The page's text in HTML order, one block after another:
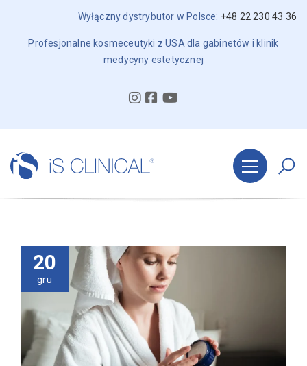
Wyłączny dystrybutor w Polsce: +48 22 230 43 36
Profesjonalne kosmeceutyki z USA dla gabinetów i klinik
medycyny estetycznej
20
gru